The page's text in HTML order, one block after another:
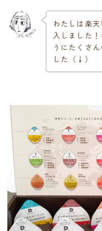
わたしは楽
入しました
うにたくさ
した（↓）